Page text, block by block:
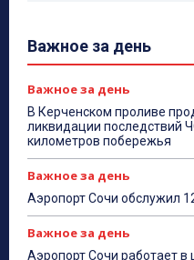
Важное за день
Важное за день
В Керченском проливе
ликвидации последствий
километров побережья
Важное за день
Аэропорт Сочи обслужил
Важное за день
Аэропорт Сочи работает